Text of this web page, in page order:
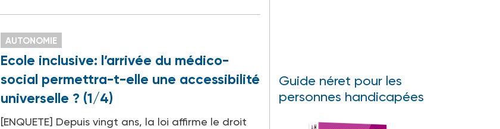
AUTONOMIE
Ecole inclusive: l’arrivée du médico-
social permettra-t-elle une accessibilité
universelle ? (1/4)
[ENQUETE] Depuis vingt ans, la loi affirme le droit
Guide néret pour les
personnes handicapées